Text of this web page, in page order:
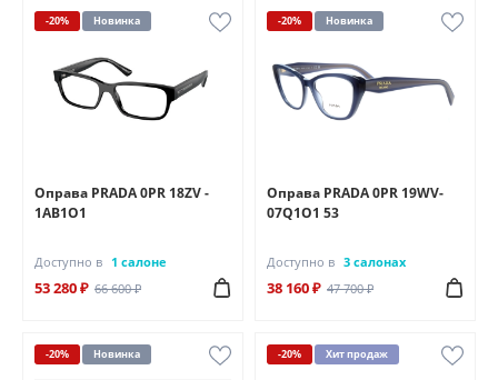
-20% Новинка
Оправа PRADA 0PR 18ZV -
1AB1O1
Доступно в 1 салоне
53 280 ₽ 66 600 ₽
-20% Новинка
Оправа PRADA 0PR 19WV-
07Q1O1 53
Доступно в 3 салонах
38 160 ₽ 47 700 ₽
-20% Новинка -20% Хит продаж